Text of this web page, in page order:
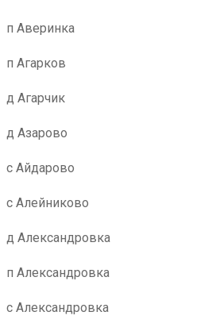
п Аверинка
п Агарков
д Агарчик
д Азарово
с Айдарово
с Алейниково
д Александровка
п Александровка
с Александровка